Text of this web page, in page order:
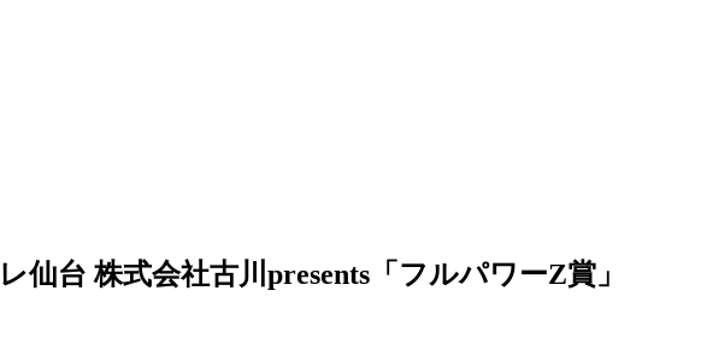
仙台 株式会社古川presents「フルパワーZ賞」